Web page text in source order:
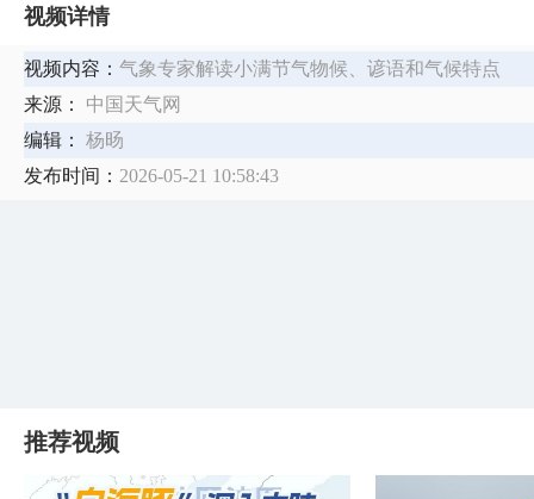
视频详情
视频内容： 气象专家解读小满节气物候、谚语和气候特点
来源：
中国天气网
编辑：
杨旸
发布时间： 2026-05-21 10:58:43
推荐视频